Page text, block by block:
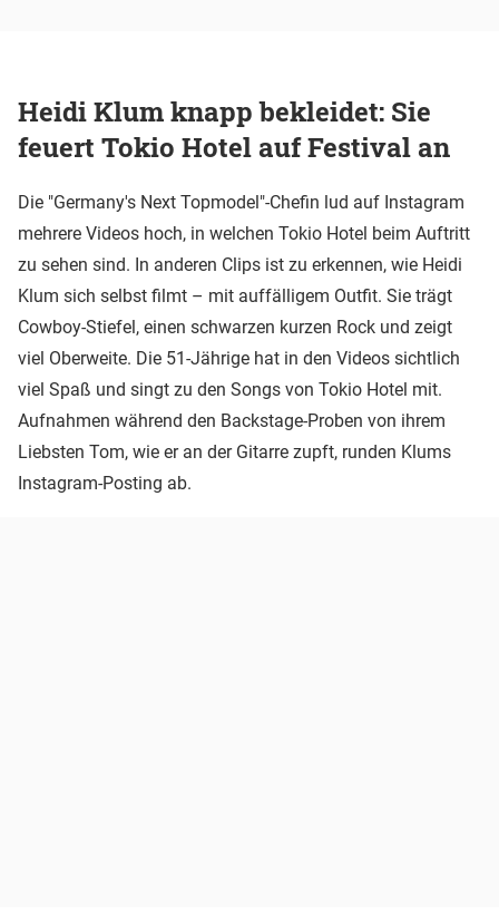
Heidi Klum knapp bekleidet: Sie
feuert Tokio Hotel auf Festival an
Die "Germany's Next Topmodel"-Chefin lud auf Instagram
mehrere Videos hoch, in welchen Tokio Hotel beim Auftritt
zu sehen sind. In anderen Clips ist zu erkennen, wie Heidi
Klum sich selbst filmt – mit auffälligem Outfit. Sie trägt
Cowboy-Stiefel, einen schwarzen kurzen Rock und zeigt
viel Oberweite. Die 51-Jährige hat in den Videos sichtlich
viel Spaß und singt zu den Songs von Tokio Hotel mit.
Aufnahmen während den Backstage-Proben von ihrem
Liebsten Tom, wie er an der Gitarre zupft, runden Klums
Instagram-Posting ab.